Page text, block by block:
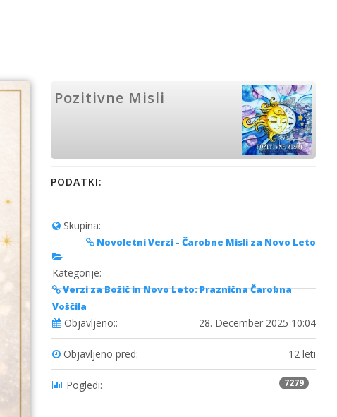
Pozitivne Misli
PODATKI:
Skupina:
Novoletni Verzi - Čarobne Misli za Novo Leto
Kategorije:
Verzi za Božič in Novo Leto: Praznična Čarobna
Voščila
Objavljeno:: 28. December 2025 10:04
Objavljeno pred: 12 leti
Pogledi: 7279